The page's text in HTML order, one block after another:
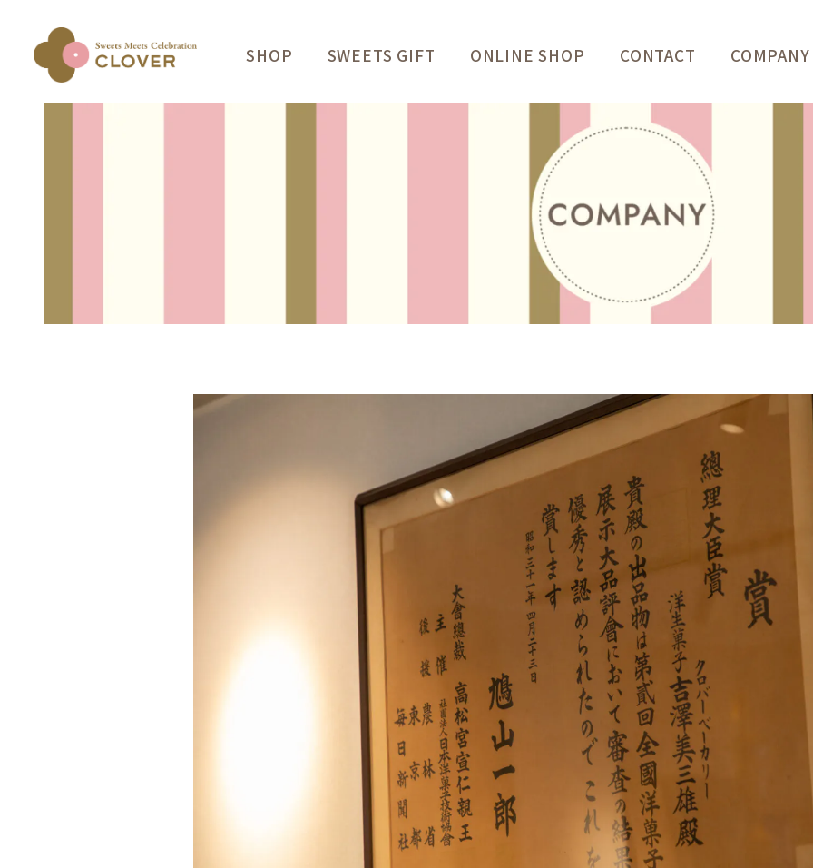
SHOP SWEETS GIFT ONLINE SHOP CONTACT COMPANY